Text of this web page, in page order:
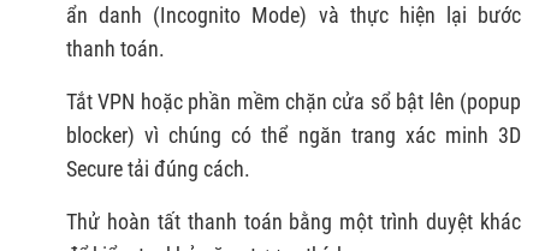
ẩn danh (Incognito Mode) và thực hiện lại bước
thanh toán.
Tắt VPN hoặc phần mềm chặn cửa sổ bật lên (popup
blocker) vì chúng có thể ngăn trang xác minh 3D
Secure tải đúng cách.
Thử hoàn tất thanh toán bằng một trình duyệt khác